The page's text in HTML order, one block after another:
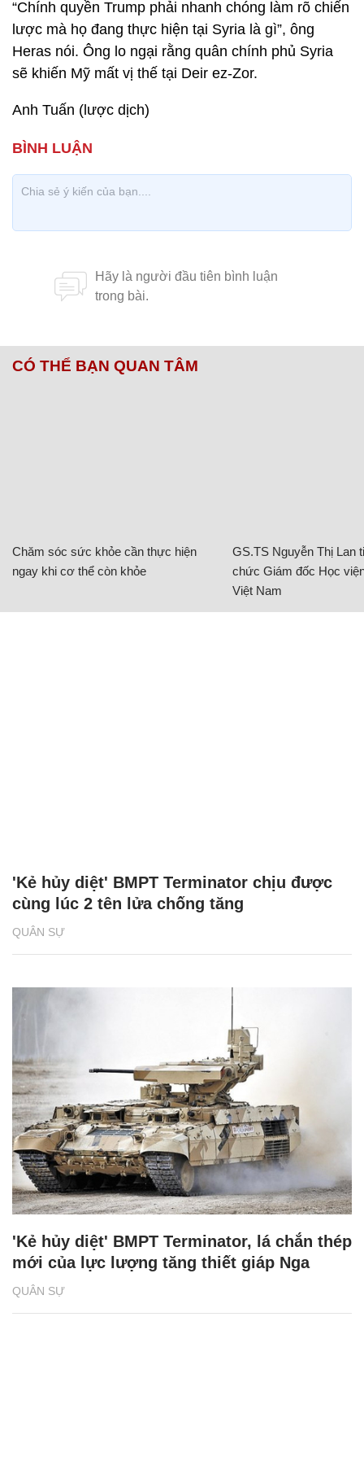
“Chính quyền Trump phải nhanh chóng làm rõ chiến
lược mà họ đang thực hiện tại Syria là gì”, ông
Heras nói. Ông lo ngại rằng quân chính phủ Syria
sẽ khiến Mỹ mất vị thế tại Deir ez-Zor.
Anh Tuấn (lược dịch)
CÓ THỂ BẠN QUAN TÂM
Chăm sóc sức khỏe cần thực hiện
ngay khi cơ thể còn khỏe
GS.TS Nguyễn Thị Lan
chức Giám đốc Học
Việt Nam
QUÂN SỰ
'Kẻ hủy diệt' BMPT Terminator chịu được
cùng lúc 2 tên lửa chống tăng
QUÂN SỰ
'Kẻ hủy diệt' BMPT Terminator, lá chắn thép
mới của lực lượng tăng thiết giáp Nga